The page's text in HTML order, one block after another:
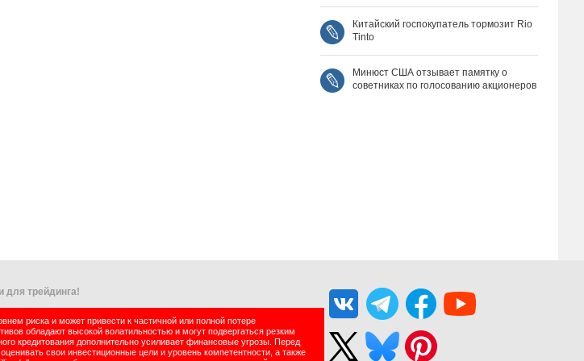
Китайский госпокупатель тормозит Rio
Tinto
Минюст США отзывает памятку о
советниках по голосованию акционеров
для трейдинга!
риска и может привести к частичной или полной потере
обладают высокой волатильностью и могут подвергаться резким
кредитования дополнительно усиливает финансовые угрозы. Перед
свои инвестиционные цели и уровень компетентности, а также